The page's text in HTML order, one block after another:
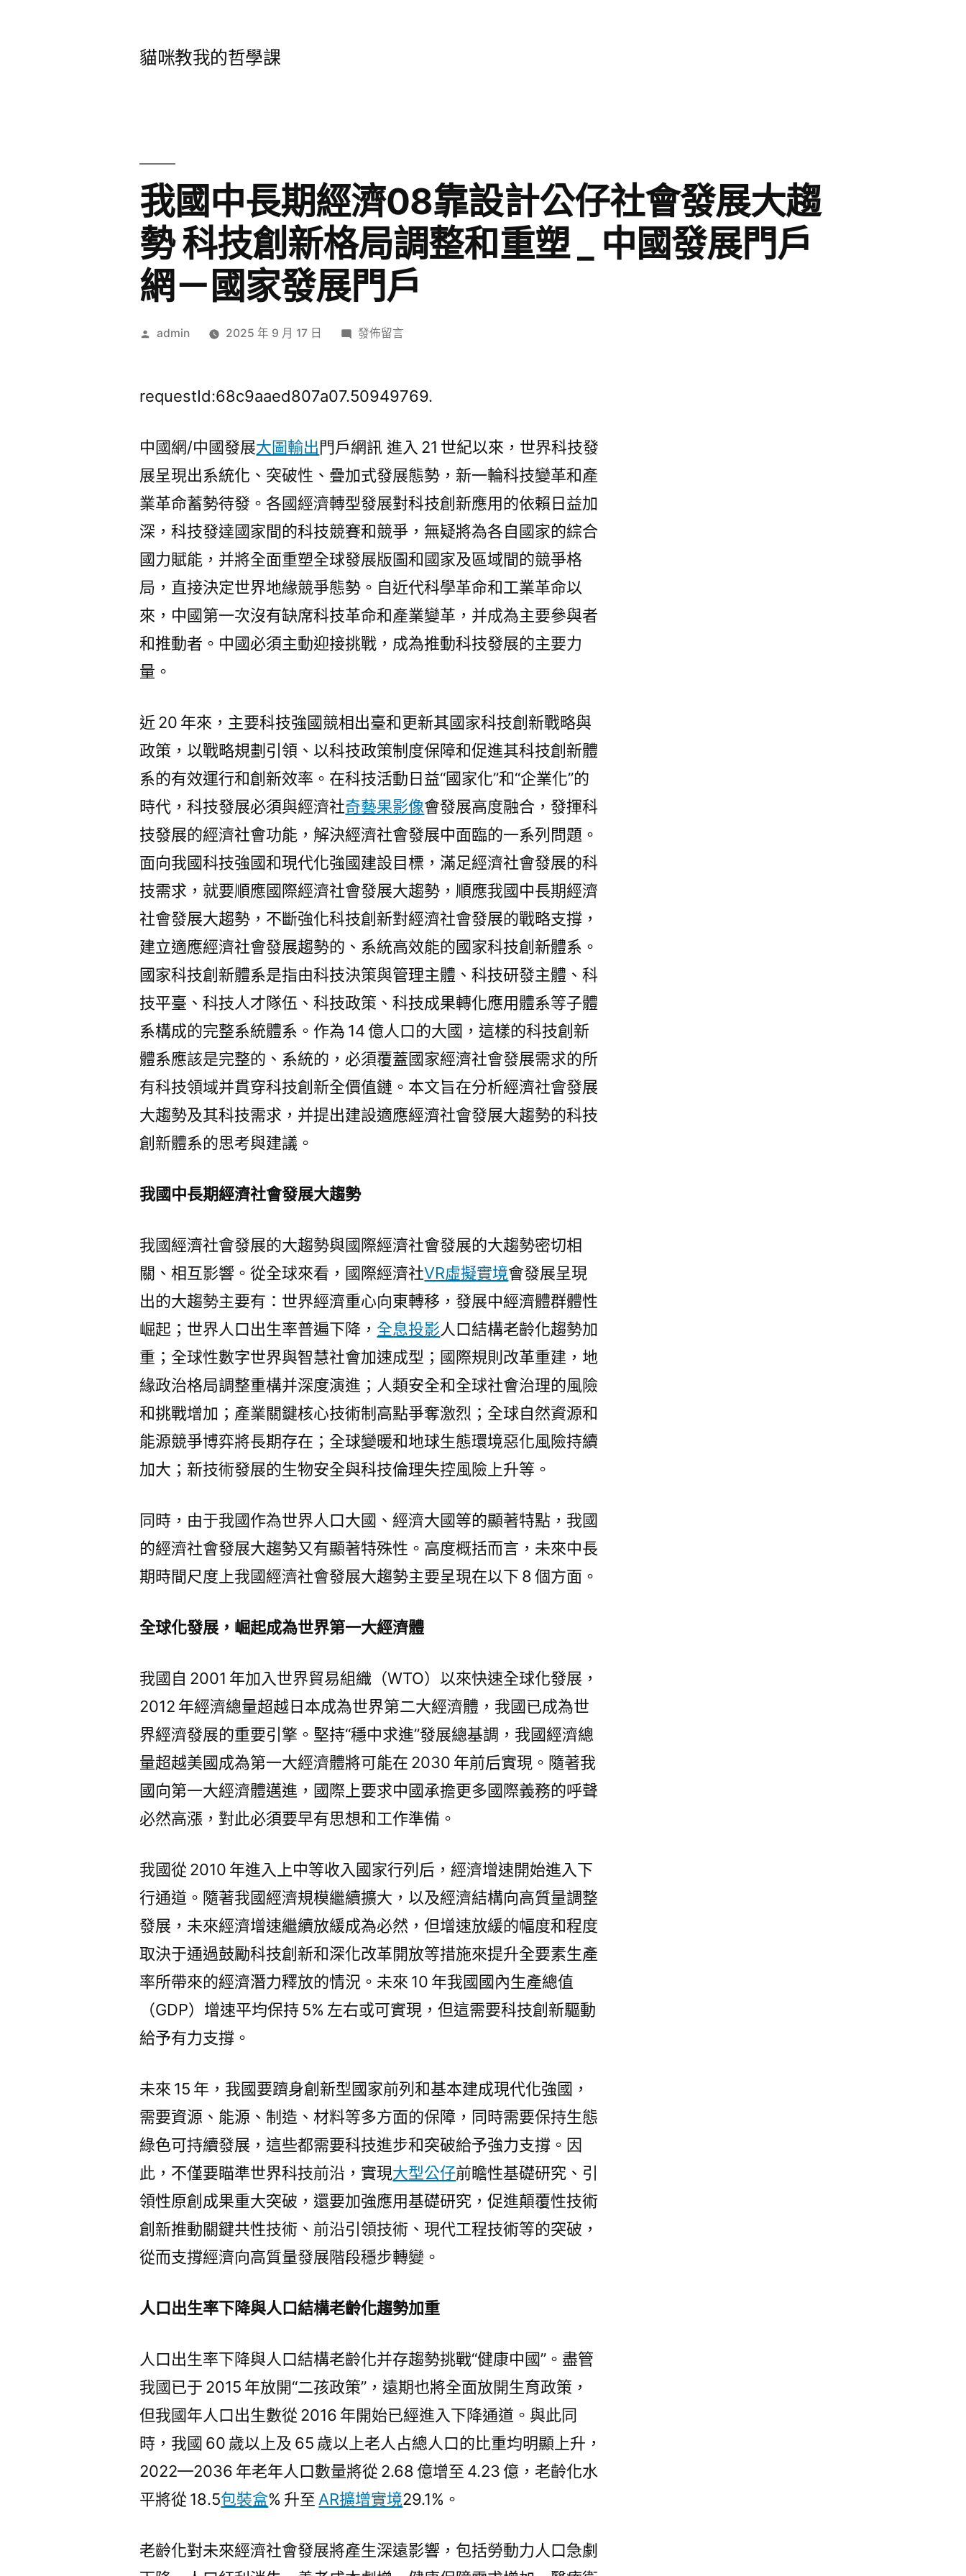
貓咪教我的哲學課
我國中長期經濟08靠設計公仔社會發展大趨
勢 科技創新格局調整和重塑 _ 中國發展門戶
網－國家發展門戶
作
admin 2025 年 9 月 17 日
在
中
經
濟
08
靠
設
計
仔
社
會
發
趨
勢
科
技
創
新
格
局
整
和
塑
_
中
發
展
門
戶
網
發
門
發佈留言
requestId:68c9aaed807a07.50949769.
中國網/中國發展大圖輸出門戶網訊 進入 21 世紀以來，世界科技發
展呈現出系統化、突破性、疊加式發展態勢，新一輪科技變革和產
業革命蓄勢待發。各國經濟轉型發展對科技創新應用的依賴日益加
深，科技發達國家間的科技競賽和競爭，無疑將為各自國家的綜合
國力賦能，并將全面重塑全球發展版圖和國家及區域間的競爭格
局，直接決定世界地緣競爭態勢。自近代科學革命和工業革命以
來，中國第一次沒有缺席科技革命和產業變革，并成為主要參與者
和推動者。中國必須主動迎接挑戰，成為推動科技發展的主要力
量。
近 20 年來，主要科技強國競相出臺和更新其國家科技創新戰略與
政策，以戰略規劃引領、以科技政策制度保障和促進其科技創新體
系的有效運行和創新效率。在科技活動日益“國家化”和“企業化”的
時代，科技發展必須與經濟社奇藝果影像會發展高度融合，發揮科
技發展的經濟社會功能，解決經濟社會發展中面臨的一系列問題。
面向我國科技強國和現代化強國建設目標，滿足經濟社會發展的科
技需求，就要順應國際經濟社會發展大趨勢，順應我國中長期經濟
社會發展大趨勢，不斷強化科技創新對經濟社會發展的戰略支撐，
建立適應經濟社會發展趨勢的、系統高效能的國家科技創新體系。
國家科技創新體系是指由科技決策與管理主體、科技研發主體、科
技平臺、科技人才隊伍、科技政策、科技成果轉化應用體系等子體
系構成的完整系統體系。作為 14 億人口的大國，這樣的科技創新
體系應該是完整的、系統的，必須覆蓋國家經濟社會發展需求的所
有科技領域并貫穿科技創新全價值鏈。本文旨在分析經濟社會發展
大趨勢及其科技需求，并提出建設適應經濟社會發展大趨勢的科技
創新體系的思考與建議。
我國中長期經濟社會發展大趨勢
我國經濟社會發展的大趨勢與國際經濟社會發展的大趨勢密切相
關、相互影響。從全球來看，國際經濟社VR虛擬實境會發展呈現
出的大趨勢主要有：世界經濟重心向東轉移，發展中經濟體群體性
崛起；世界人口出生率普遍下降， 全息投影人口結構老齡化趨勢加
重；全球性數字世界與智慧社會加速成型；國際規則改革重建，地
緣政治格局調整重構并深度演進；人類安全和全球社會治理的風險
和挑戰增加；產業關鍵核心技術制高點爭奪激烈；全球自然資源和
能源競爭博弈將長期存在；全球變暖和地球生態環境惡化風險持續
加大；新技術發展的生物安全與科技倫理失控風險上升等。
同時，由于我國作為世界人口大國、經濟大國等的顯著特點，我國
的經濟社會發展大趨勢又有顯著特殊性。高度概括而言，未來中長
期時間尺度上我國經濟社會發展大趨勢主要呈現在以下 8 個方面。
全球化發展，崛起成為世界第一大經濟體
我國自 2001 年加入世界貿易組織（WTO）以來快速全球化發展，
2012 年經濟總量超越日本成為世界第二大經濟體，我國已成為世
界經濟發展的重要引擎。堅持“穩中求進”發展總基調，我國經濟總
量超越美國成為第一大經濟體將可能在 2030 年前后實現。隨著我
國向第一大經濟體邁進，國際上要求中國承擔更多國際義務的呼聲
必然高漲，對此必須要早有思想和工作準備。
我國從 2010 年進入上中等收入國家行列后，經濟增速開始進入下
行通道。隨著我國經濟規模繼續擴大，以及經濟結構向高質量調整
發展，未來經濟增速繼續放緩成為必然，但增速放緩的幅度和程度
取決于通過鼓勵科技創新和深化改革開放等措施來提升全要素生產
率所帶來的經濟潛力釋放的情況。未來 10 年我國國內生產總值
（GDP）增速平均保持 5% 左右或可實現，但這需要科技創新驅動
給予有力支撐。
未來 15 年，我國要躋身創新型國家前列和基本建成現代化強國，
需要資源、能源、制造、材料等多方面的保障，同時需要保持生態
綠色可持續發展，這些都需要科技進步和突破給予強力支撐。因
此，不僅要瞄準世界科技前沿，實現大型公仔前瞻性基礎研究、引
領性原創成果重大突破，還要加強應用基礎研究，促進顛覆性技術
創新推動關鍵共性技術、前沿引領技術、現代工程技術等的突破，
從而支撐經濟向高質量發展階段穩步轉變。
人口出生率下降與人口結構老齡化趨勢加重
人口出生率下降與人口結構老齡化并存趨勢挑戰“健康中國”。盡管
我國已于 2015 年放開“二孩政策”，遠期也將全面放開生育政策，
但我國年人口出生數從 2016 年開始已經進入下降通道。與此同
時，我國 60 歲以上及 65 歲以上老人占總人口的比重均明顯上升，
2022—2036 年老年人口數量將從 2.68 億增至 4.23 億，老齡化水
平將從 18.5包裝盒% 升至 AR擴增實境29.1%。
老齡化對未來經濟社會發展將產生深遠影響，包括勞動力人口急劇